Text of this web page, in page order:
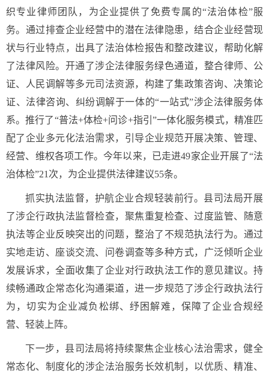
织专业律师团队，为企业提供了免费专属的“法治体检”服
务。通过排查企业经营中的潜在法律隐患，结合企业经营现
状与行业特点，出具了法治体检报告和整改建议，帮助化解
了法律风险。开通了涉企法律服务绿色通道，整合律师、公
证、人民调解等多元司法资源，构建了集政策咨询、决策论
证、法律咨询、纠纷调解于一体的“一站式”涉企法律服务体
系。推行了“普法+体检+问诊+指引”一体化服务模式，精准匹
配了企业多元化法治需求，引导企业规范开展决策、管理、
经营、维权各项工作。今年以来，已走进49家企业开展了“法
治体检”21次，为企业提供法律建议55条。
抓实执法监督，护航企业合规轻装前行。县司法局开展
了涉企行政执法监督检查，聚焦重复检查、过度监管、随意
执法等企业反映突出的问题，整治了不规范执法行为。通过
实地走访、座谈交流、问卷调查等多种方式，广泛倾听企业
发展诉求，全面收集了企业对行政执法工作的意见建议。持
续畅通政企常态化沟通渠道，进一步规范了涉企行政执法行
为，切实为企业减负松绑、纾困解难，保障了企业合规经
营、轻装上阵。
下一步，县司法局将持续聚焦企业核心法治需求，健全
常态化、制度化的涉企法治服务长效机制，以优质、精准、